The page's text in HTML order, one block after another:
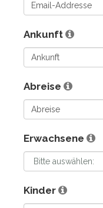
Ankunft
Abreise
Erwachsene
Kinder